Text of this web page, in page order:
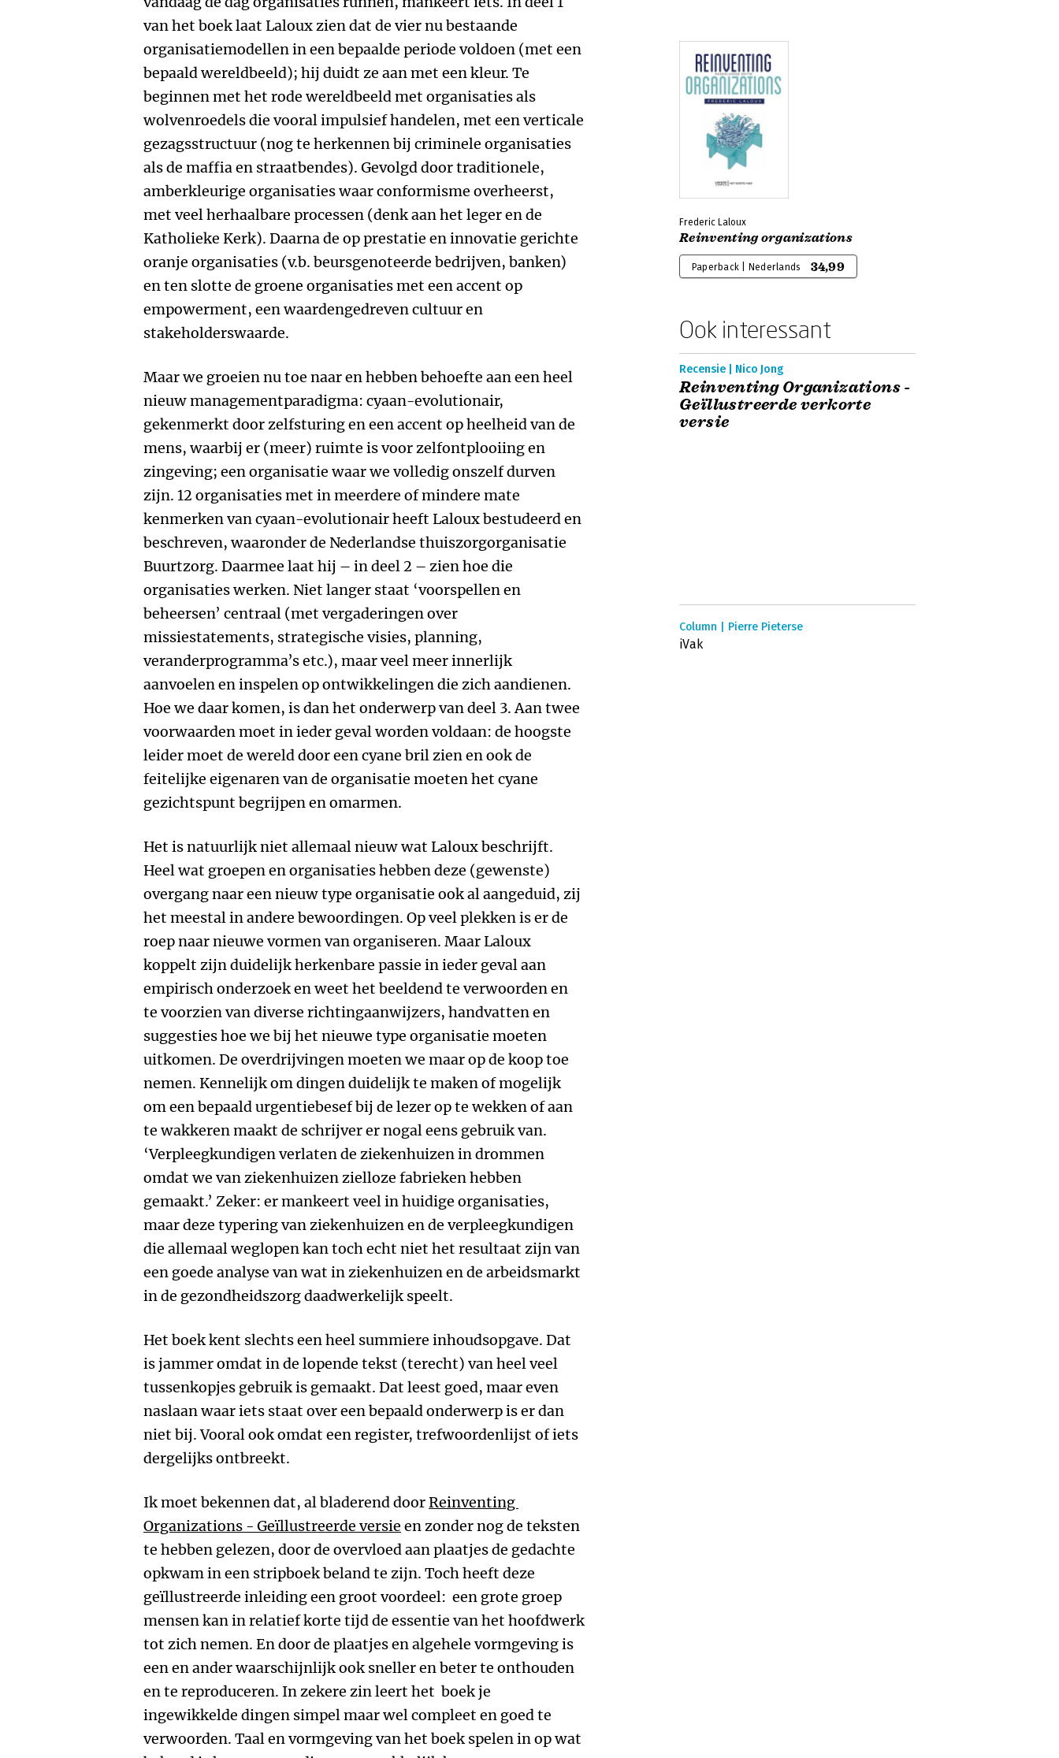
van het boek laat Laloux zien dat de vier nu bestaande
organisatiemodellen in een bepaalde periode voldoen (met een
bepaald wereldbeeld); hij duidt ze aan met een kleur. Te
beginnen met het rode wereldbeeld met organisaties als
wolvenroedels die vooral impulsief handelen, met een verticale
gezagsstructuur (nog te herkennen bij criminele organisaties
als de maffia en straatbendes). Gevolgd door traditionele,
amberkleurige organisaties waar conformisme overheerst,
met veel herhaalbare processen (denk aan het leger en de
Katholieke Kerk). Daarna de op prestatie en innovatie gerichte
oranje organisaties (v.b. beursgenoteerde bedrijven, banken)
en ten slotte de groene organisaties met een accent op
empowerment, een waardengedreven cultuur en
stakeholderswaarde.
Maar we groeien nu toe naar en hebben behoefte aan een heel
nieuw managementparadigma: cyaan-evolutionair,
gekenmerkt door zelfsturing en een accent op heelheid van de
mens, waarbij er (meer) ruimte is voor zelfontplooiing en
zingeving; een organisatie waar we volledig onszelf durven
zijn. 12 organisaties met in meerdere of mindere mate
kenmerken van cyaan-evolutionair heeft Laloux bestudeerd en
beschreven, waaronder de Nederlandse thuiszorgorganisatie
Buurtzorg. Daarmee laat hij – in deel 2 – zien hoe die
organisaties werken. Niet langer staat ‘voorspellen en
beheersen’ centraal (met vergaderingen over
missiestatements, strategische visies, planning,
veranderprogramma’s etc.), maar veel meer innerlijk
aanvoelen en inspelen op ontwikkelingen die zich aandienen.
Hoe we daar komen, is dan het onderwerp van deel 3. Aan twee
voorwaarden moet in ieder geval worden voldaan: de hoogste
leider moet de wereld door een cyane bril zien en ook de
feitelijke eigenaren van de organisatie moeten het cyane
gezichtspunt begrijpen en omarmen.
Het is natuurlijk niet allemaal nieuw wat Laloux beschrijft.
Heel wat groepen en organisaties hebben deze (gewenste)
overgang naar een nieuw type organisatie ook al aangeduid, zij
het meestal in andere bewoordingen. Op veel plekken is er de
roep naar nieuwe vormen van organiseren. Maar Laloux
koppelt zijn duidelijk herkenbare passie in ieder geval aan
empirisch onderzoek en weet het beeldend te verwoorden en
te voorzien van diverse richtingaanwijzers, handvatten en
suggesties hoe we bij het nieuwe type organisatie moeten
uitkomen. De overdrijvingen moeten we maar op de koop toe
nemen. Kennelijk om dingen duidelijk te maken of mogelijk
om een bepaald urgentiebesef bij de lezer op te wekken of aan
te wakkeren maakt de schrijver er nogal eens gebruik van.
‘Verpleegkundigen verlaten de ziekenhuizen in drommen
omdat we van ziekenhuizen zielloze fabrieken hebben
gemaakt.’ Zeker: er mankeert veel in huidige organisaties,
maar deze typering van ziekenhuizen en de verpleegkundigen
die allemaal weglopen kan toch echt niet het resultaat zijn van
een goede analyse van wat in ziekenhuizen en de arbeidsmarkt
in de gezondheidszorg daadwerkelijk speelt.
Het boek kent slechts een heel summiere inhoudsopgave. Dat
is jammer omdat in de lopende tekst (terecht) van heel veel
tussenkopjes gebruik is gemaakt. Dat leest goed, maar even
naslaan waar iets staat over een bepaald onderwerp is er dan
niet bij. Vooral ook omdat een register, trefwoordenlijst of iets
dergelijks ontbreekt.
Ik moet bekennen dat, al bladerend doorReinventing
Organizations - Geïllustreerde versie en zonder nog de teksten
te hebben gelezen, door de overvloed aan plaatjes de gedachte
opkwam in een stripboek beland te zijn. Toch heeft deze
geïllustreerde inleiding een groot voordeel: een grote groep
mensen kan in relatief korte tijd de essentie van het hoofdwerk
tot zich nemen. En door de plaatjes en algehele vormgeving is
een en ander waarschijnlijk ook sneller en beter te onthouden
en te reproduceren. In zekere zin leert het boek je
ingewikkelde dingen simpel maar wel compleet en goed te
verwoorden. Taal en vormgeving van het boek spelen in op wat
Frederic Laloux
Reinventing organizations
Paperback | Nederlands 34,99
Ook interessant
Recensie | Nico Jong
Reinventing Organizations -
Geïllustreerde verkorte
versie
Column | Pierre Pieterse
iVak